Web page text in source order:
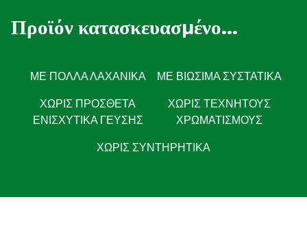
Προϊόν κατασκευασμένο...
ΜΕ ΠΟΛΛΆ ΛΑΧΑΝΙΚΆ ΜΕ ΒΙΏΣΙΜΑ ΣΥΣΤΑΤΙΚΆ
ΧΩΡΊΣ ΠΡΌΣΘΕΤΑ
ΕΝΙΣΧΥΤΙΚΆ ΓΕΎΣΗΣ
ΧΩΡΊΣ ΤΕΧΝΗΤΟΎΣ
ΧΡΩΜΑΤΙΣΜΟΎΣ
ΧΩΡΙΣ ΣΥΝΤΗΡΗΤΙΚΑ